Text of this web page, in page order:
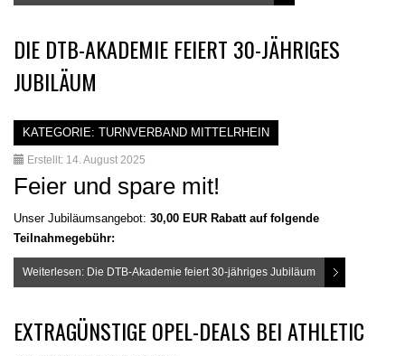
DIE DTB-AKADEMIE FEIERT 30-JÄHRIGES
JUBILÄUM
KATEGORIE: TURNVERBAND MITTELRHEIN
Erstellt: 14. August 2025
Feier und spare mit!
Unser Jubiläumsangebot: 30,00 EUR Rabatt auf folgende
Teilnahmegebühr:
Weiterlesen: Die DTB-Akademie feiert 30-jähriges Jubiläum
EXTRAGÜNSTIGE OPEL-DEALS BEI ATHLETIC